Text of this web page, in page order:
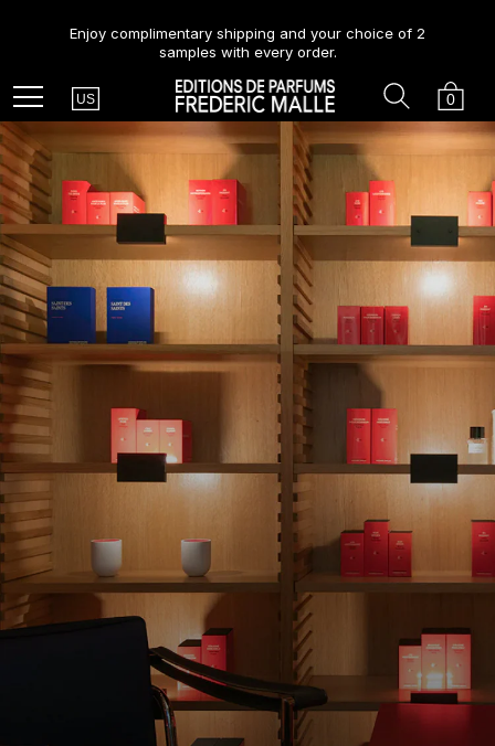
Enjoy complimentary shipping and your choice of 2
samples with every order.
Menu Country
US Cart
0
Search